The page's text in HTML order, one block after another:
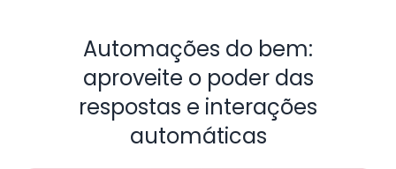
Automações do bem:
aproveite o poder das
respostas e interações
automáticas